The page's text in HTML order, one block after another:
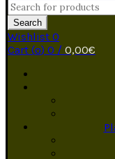
Search for:
Search
Wishlist 0
Cart (o) 0 / 0,00€